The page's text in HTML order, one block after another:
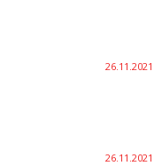
26.11.2021
26.11.2021